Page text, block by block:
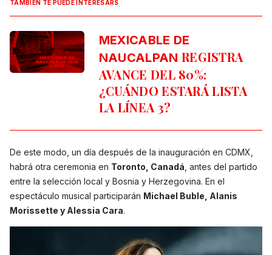
TAMBIÉN TE PUEDE INTERESARS
MEXICABLE DE
NAUCALPAN REGISTRA
AVANCE DEL 80%:
¿CUÁNDO ESTARÁ LISTA
LA LÍNEA 3?
De este modo, un día después de la inauguración en CDMX,
habrá otra ceremonia en Toronto, Canadá , antes del partido
entre la selección local y Bosnia y Herzegovina. En el
espectáculo musical participarán Michael Buble, Alanis
Morissette y Alessia Cara.